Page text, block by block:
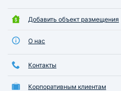
Добавить объект размещения
О нас
Контакты
Корпоративным клиентам